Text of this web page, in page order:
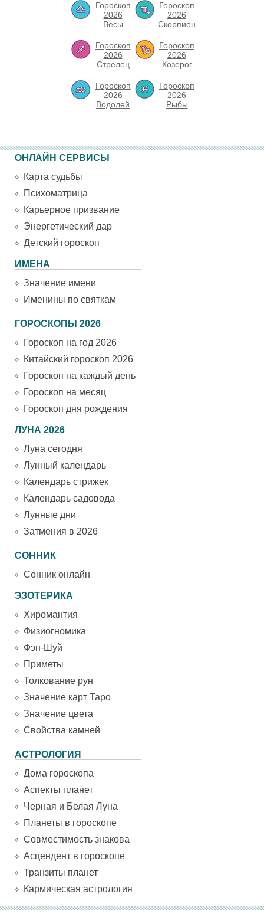
Гороскоп
2026
Весы
Гороскоп
2026
Скорпион
Гороскоп
2026
Стрелец
Гороскоп
2026
Козерог
Гороскоп
2026
Водолей
Гороскоп
2026
Рыбы
ОНЛАЙН СЕРВИСЫ
Карта судьбы
Психоматрица
Карьерное призвание
Энергетический дар
Детский гороскоп
ИМЕНА
Значение имени
Именины по святкам
ГОРОСКОПЫ 2026
Гороскоп на год 2026
Китайский гороскоп 2026
Гороскоп на каждый день
Гороскоп на месяц
Гороскоп дня рождения
ЛУНА 2026
Луна сегодня
Лунный календарь
Календарь стрижек
Календарь садовода
Лунные дни
Затмения в 2026
СОННИК
Сонник онлайн
ЭЗОТЕРИКА
Хиромантия
Физиогномика
Фэн-Шуй
Приметы
Толкование рун
Значение карт Таро
Значение цвета
Свойства камней
АСТРОЛОГИЯ
Дома гороскопа
Аспекты планет
Черная и Белая Луна
Планеты в гороскопе
Совместимость знакова
Асцендент в гороскопе
Транзиты планет
Кармическая астрология